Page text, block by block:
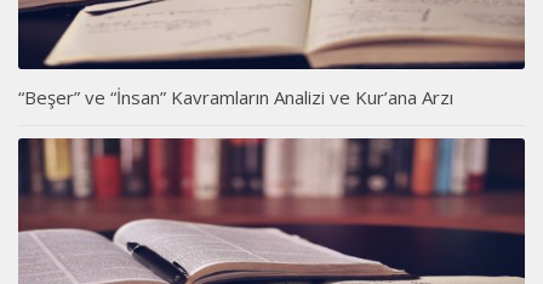
“Beşer” ve “İnsan” Kavramların Analizi ve Kur’ana Arzı